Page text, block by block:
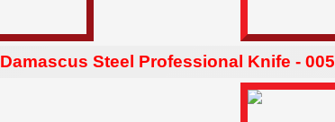
Damascus Steel Professional Knife - 005